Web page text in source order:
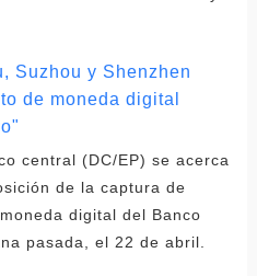
Suzhou y Shenzhen
de moneda digital
central (DC/EP) se acerca
de la captura de
digital del Banco
pasada, el 22 de abril.